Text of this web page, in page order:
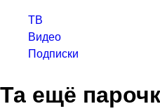
ТВ
Видео
Подписки
Та ещё